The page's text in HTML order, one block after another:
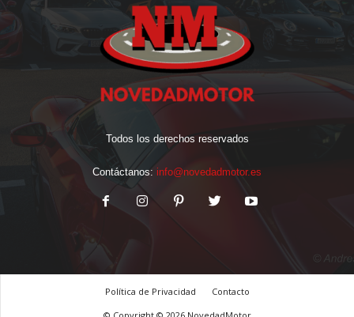
Todos los derechos reservados
Contáctanos: info@novedadmotor.es
Política de Privacidad
Contacto